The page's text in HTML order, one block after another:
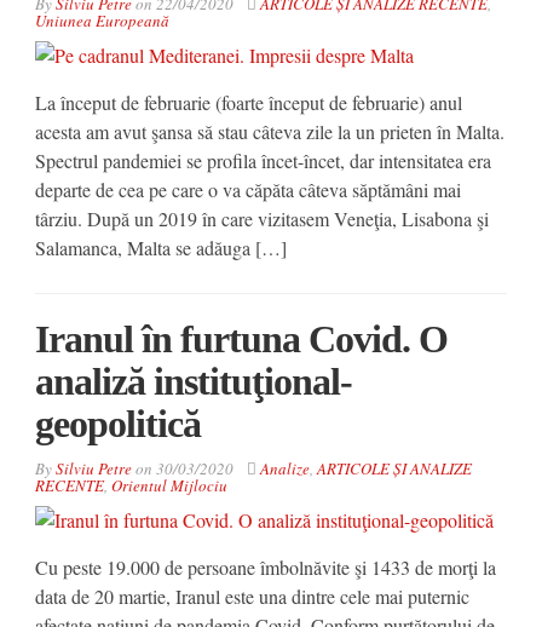
Uniunea Europeană
La început de februarie (foarte început de februarie) anul
acesta am avut şansa să stau câteva zile la un prieten în Malta.
Spectrul pandemiei se profila încet-încet, dar intensitatea era
departe de cea pe care o va căpăta câteva săptămâni mai
târziu. După un 2019 în care vizitasem Veneţia, Lisabona şi
Salamanca, Malta se adăuga […]
Iranul în furtuna Covid. O
analiză instituţional-
geopolitică
BySilviu Petreon 30/03/2020 Analize ARTICOLE ȘI ANALIZE
RECENTE, Orientul Mijlociu
Cu peste 19.000 de persoane îmbolnăvite şi 1433 de morţi la
data de 20 martie, Iranul este una dintre cele mai puternic